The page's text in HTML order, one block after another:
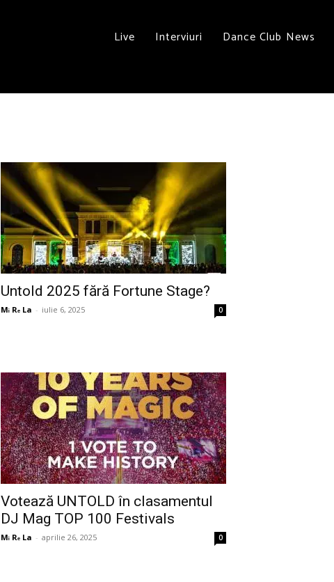
Live Interviuri Dance Club News
Untold 2025 fără Fortune Stage?
Mᵢ Rₑ La - iulie 6, 2025 0
Votează UNTOLD în clasamentul
DJ Mag TOP 100 Festivals
Mᵢ Rₑ La - aprilie 26, 2025 0